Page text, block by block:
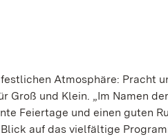
Atmosphäre: Pracht
Groß und Klein. „Im Namen der
Feiertage und einen guten
auf das vielfältige